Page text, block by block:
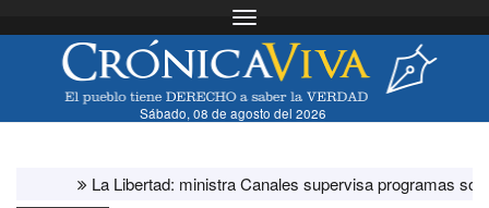
Toggle navigation
Sábado, 08 de agosto del 2026
La Libertad: ministra Canales supervisa programas sociales